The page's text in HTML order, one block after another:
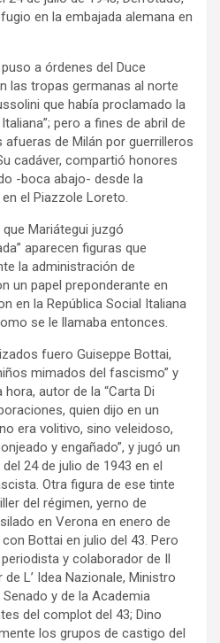
en la embajada alemana en
a órdenes del Duce
las tropas germanas al norte
que había proclamado la
pero a fines de abril de
de Milán por guerrilleros
cadáver, compartió honores
-boca abajo- desde la
el Piazzole Loreto.
Mariátegui juzgó
aparecen figuras que
la administración de
un papel preponderante en
en la República Social Italiana
se le llamaba entonces.
fuero Guiseppe Bottai,
mimados del fascismo” y
autor de la “Carta Di
quien dijo en un
era volitivo, sino veleidoso,
y engañado”, y jugó un
24 de julio de 1943 en el
Otra figura de ese tinte
del régimen, yerno de
en Verona en enero de
Bottai en julio del 43. Pero
y colaborador de Il
de L’ Idea Nazionale, Ministro
y de la Academia
del complot del 43; Dino
los grupos de castigo del